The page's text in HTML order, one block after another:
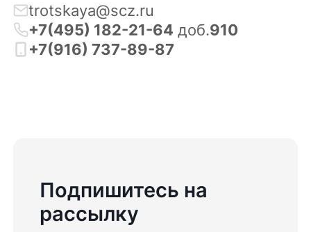
trotskaya@scz.ru
+7(495) 182-21-64 доб.910
+7(916) 737-89-87
Подпишитесь на
рассылку